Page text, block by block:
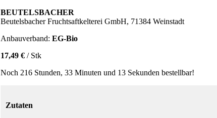
BEUTELSBACHER
Beutelsbacher Fruchtsaftkelterei GmbH, 71384 Weinstadt
Anbauverband: EG-Bio
17,49 € / Stk
Noch 216 Stunden, 33 Minuten und 13 Sekunden bestellbar!
Zutaten